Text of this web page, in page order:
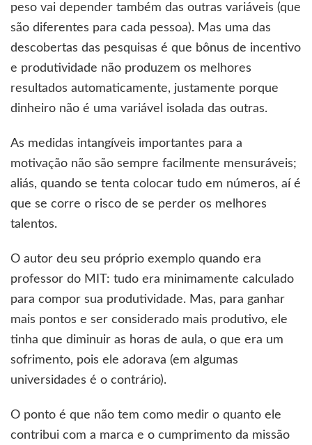
peso vai depender também das outras variáveis (que
são diferentes para cada pessoa). Mas uma das
descobertas das pesquisas é que bônus de incentivo
e produtividade não produzem os melhores
resultados automaticamente, justamente porque
dinheiro não é uma variável isolada das outras.
As medidas intangíveis importantes para a
motivação não são sempre facilmente mensuráveis;
aliás, quando se tenta colocar tudo em números, aí é
que se corre o risco de se perder os melhores
talentos.
O autor deu seu próprio exemplo quando era
professor do MIT: tudo era minimamente calculado
para compor sua produtividade. Mas, para ganhar
mais pontos e ser considerado mais produtivo, ele
tinha que diminuir as horas de aula, o que era um
sofrimento, pois ele adorava (em algumas
universidades é o contrário).
O ponto é que não tem como medir o quanto ele
contribui com a marca e o cumprimento da missão